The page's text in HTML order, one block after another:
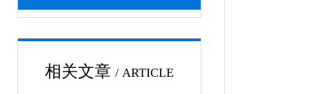
相关文章 / ARTICLE